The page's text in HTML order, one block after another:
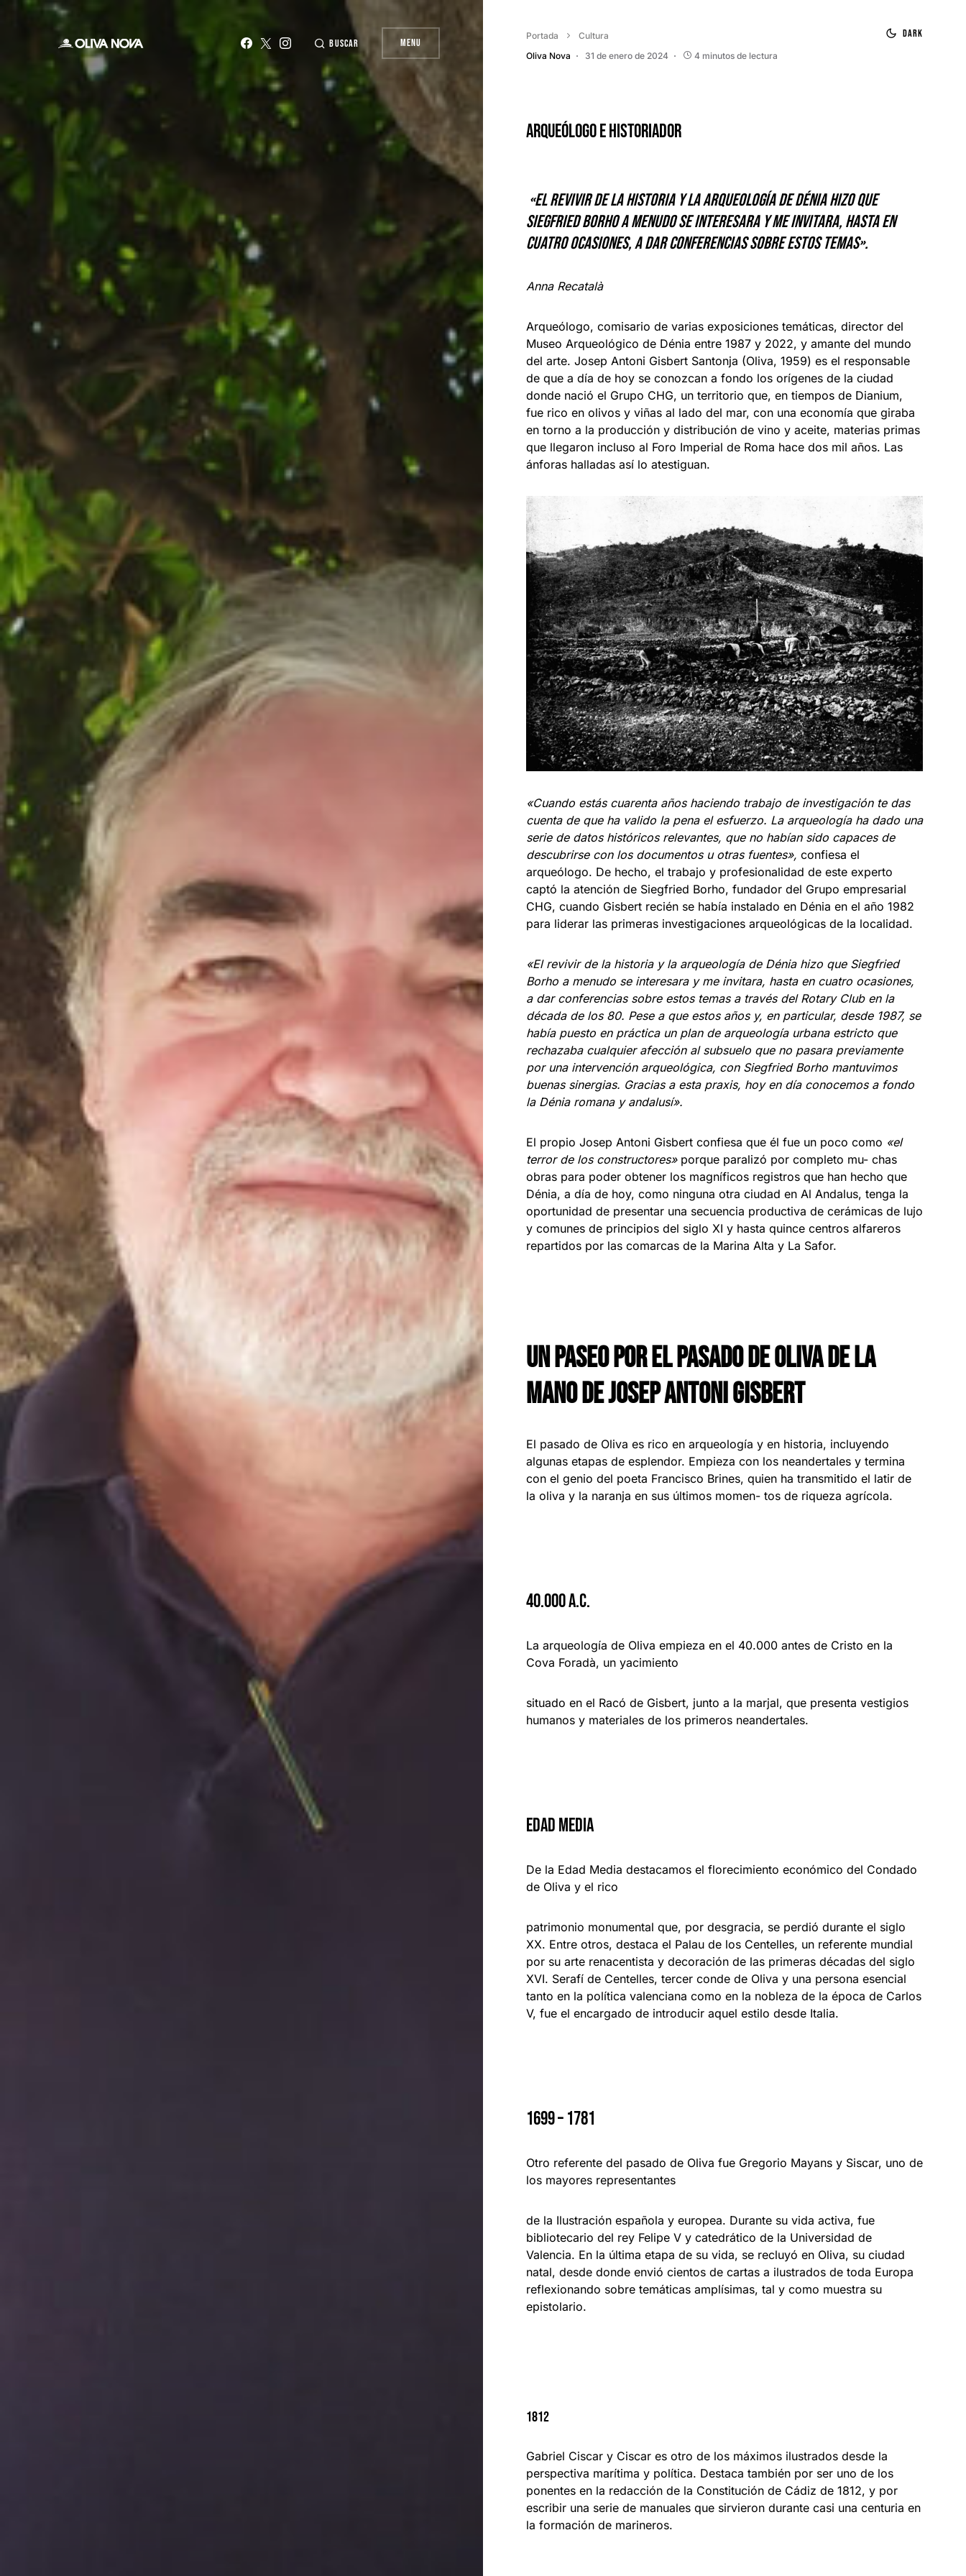
Buscar Menu
Portada
Cultura
Oliva Nova
31 de enero de 2024 4 minutos de lectura
Dark
Arqueólogo e historiador
«El revivir de la historia y la arqueología de Dénia hizo que
Siegfried Borho a menudo se interesara y me invitara, hasta en
cuatro ocasiones, a dar conferencias sobre estos temas».
Anna Recatalà
Arqueólogo, comisario de varias exposiciones temáticas, director del
Museo Arqueológico de Dénia entre 1987 y 2022, y amante del mundo
del arte. Josep Antoni Gisbert Santonja (Oliva, 1959) es el responsable
de que a día de hoy se conozcan a fondo los orígenes de la ciudad
donde nació el Grupo CHG, un territorio que, en tiempos de Dianium,
fue rico en olivos y viñas al lado del mar, con una economía que giraba
en torno a la producción y distribución de vino y aceite, materias primas
que llegaron incluso al Foro Imperial de Roma hace dos mil años. Las
ánforas halladas así lo atestiguan.
«Cuando estás cuarenta años haciendo trabajo de investigación te das
cuenta de que ha valido la pena el esfuerzo. La arqueología ha dado una
serie de datos históricos relevantes, que no habían sido capaces de
descubrirse con los documentos u otras fuentes», confiesa el
arqueólogo. De hecho, el trabajo y profesionalidad de este experto
captó la atención de Siegfried Borho, fundador del Grupo empresarial
CHG, cuando Gisbert recién se había instalado en Dénia en el año 1982
para liderar las primeras investigaciones arqueológicas de la localidad.
«El revivir de la historia y la arqueología de Dénia hizo que Siegfried
Borho a menudo se interesara y me invitara, hasta en cuatro ocasiones,
a dar conferencias sobre estos temas a través del Rotary Club en la
década de los 80. Pese a que estos años y, en particular, desde 1987, se
había puesto en práctica un plan de arqueología urbana estricto que
rechazaba cualquier afección al subsuelo que no pasara previamente
por una intervención arqueológica, con Siegfried Borho mantuvimos
buenas sinergias. Gracias a esta praxis, hoy en día conocemos a fondo
la Dénia romana y andalusí».
El propio Josep Antoni Gisbert confiesa que él fue un poco como «el
terror de los constructores» porque paralizó por completo mu- chas
obras para poder obtener los magníficos registros que han hecho que
Dénia, a día de hoy, como ninguna otra ciudad en Al Andalus, tenga la
oportunidad de presentar una secuencia productiva de cerámicas de lujo
y comunes de principios del siglo XI y hasta quince centros alfareros
repartidos por las comarcas de la Marina Alta y La Safor.
UN PASEO POR EL PASADO DE OLIVA DE LA
MANO DE JOSEP ANTONI GISBERT
El pasado de Oliva es rico en arqueología y en historia, incluyendo
algunas etapas de esplendor. Empieza con los neandertales y termina
con el genio del poeta Francisco Brines, quien ha transmitido el latir de
la oliva y la naranja en sus últimos momen- tos de riqueza agrícola.
40.000 A.C.
La arqueología de Oliva empieza en el 40.000 antes de Cristo en la
Cova Foradà, un yacimiento
situado en el Racó de Gisbert, junto a la marjal, que presenta vestigios
humanos y materiales de los primeros neandertales.
EDAD MEDIA
De la Edad Media destacamos el florecimiento económico del Condado
de Oliva y el rico
patrimonio monumental que, por desgracia, se perdió durante el siglo
XX. Entre otros, destaca el Palau de los Centelles, un referente mundial
por su arte renacentista y decoración de las primeras décadas del siglo
XVI. Serafí de Centelles, tercer conde de Oliva y una persona esencial
tanto en la política valenciana como en la nobleza de la época de Carlos
V, fue el encargado de introducir aquel estilo desde Italia.
1699 – 1781
Otro referente del pasado de Oliva fue Gregorio Mayans y Siscar, uno de
los mayores representantes
de la Ilustración española y europea. Durante su vida activa, fue
bibliotecario del rey Felipe V y catedrático de la Universidad de
Valencia. En la última etapa de su vida, se recluyó en Oliva, su ciudad
natal, desde donde envió cientos de cartas a ilustrados de toda Europa
reflexionando sobre temáticas amplísimas, tal y como muestra su
epistolario.
1812
Gabriel Ciscar y Ciscar es otro de los máximos ilustrados desde la
perspectiva marítima y política. Destaca también por ser uno de los
ponentes en la redacción de la Constitución de Cádiz de 1812, y por
escribir una serie de manuales que sirvieron durante casi una centuria en
la formación de marineros.